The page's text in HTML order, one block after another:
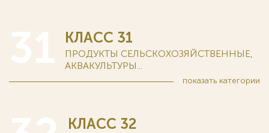
КЛАСС 31
ПРОДУКТЫ СЕЛЬСКОХОЗЯЙСТВЕННЫЕ,
АКВАКУЛЬТУРЫ...
показать категории
КЛАСС 32